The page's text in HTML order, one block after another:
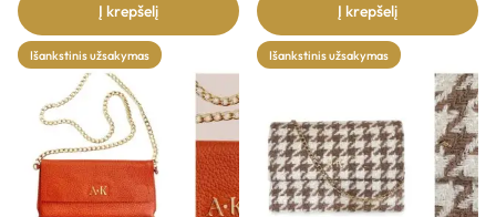
Į krepšelį Į krepšelį
Išankstinis užsakymas Išankstinis užsakymas